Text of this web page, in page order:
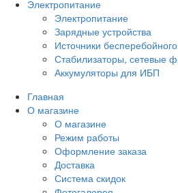
Электропитание
Электропитание
Зарядные устройства
Источники
Стабилизаторы, сетевые
Аккумуляторы для ИБП
Главная
О магазине
О магазине
Режим работы
Оформление заказа
Доставка
Система скидок